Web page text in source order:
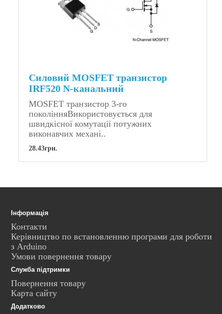
Силовий MOSFET транзистор
IRF520 N-канальний
MOSFET транзистор 3-го
поколінняВикористовується для
швидкісної комутації потужних
виконавчих механі..
28.43грн.
Інформація
Контакти
Керівництво по встановленню програми для роботи
з Arduino
Умови повернення товару
Служба підтримки
Повернення товару
Карта сайту
Додатково